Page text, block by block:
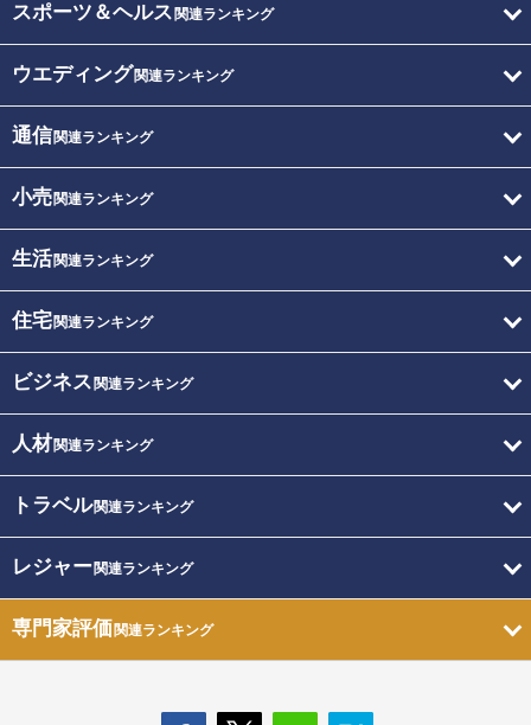
スポーツ＆ヘルス 関連ランキング
ウエディング関連ランキング
通信関連ランキング
小売関連ランキング
生活関連ランキング
住宅関連ランキング
ビジネス 関連ランキング
人材関連ランキング
トラベル関連ランキング
レジャー関連ランキング
専門家評価関連ランキング